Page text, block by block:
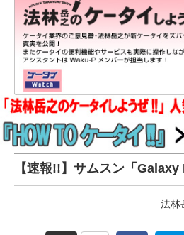
【速報!!】サムスン「Galaxy
法林